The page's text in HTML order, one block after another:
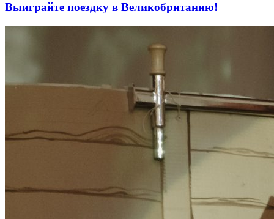
Выиграйте поездку в Великобританию!